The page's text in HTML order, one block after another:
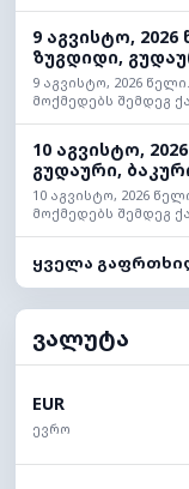
9 აგვისტო,
ზუგდიდი,
9 აგვისტო, 2026
მოქმედებს შემდეგ
10 აგვისტო,
გუდაური,
10 აგვისტო, 2026
მოქმედებს შემდეგ
ყველა
ვალუტა
EUR
ევრო